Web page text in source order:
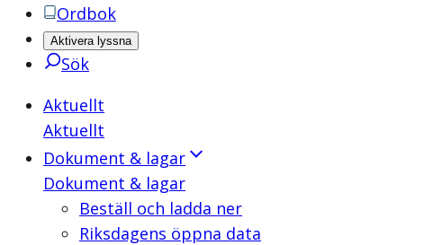
Ordbok
Aktivera lyssna
Sök
Aktuellt
Aktuellt
Dokument & lagar
Dokument & lagar
Beställ och ladda ner
Riksdagens öppna data